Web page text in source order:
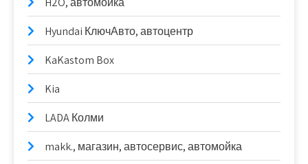
Hyundai КлючАвто, автоцентр
KaKastom Box
Kia
LADA Колми
makk., магазин, автосервис, автомойка